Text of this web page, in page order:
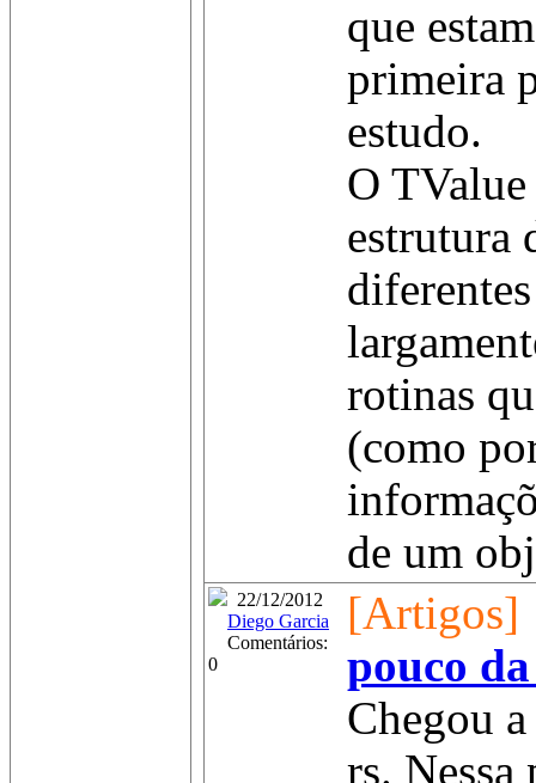
que
primeira
estudo.
O
estrutura
rotinas
(como
de um
22/12/2012
Diego Garcia
Comentários:
0
[Artigos]
pouco
Chegou
rs. Nessa